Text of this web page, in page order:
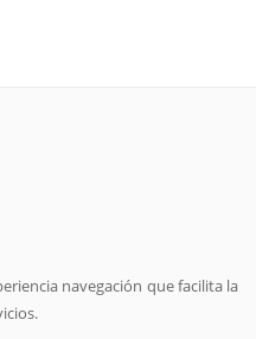
navegación que facilita la